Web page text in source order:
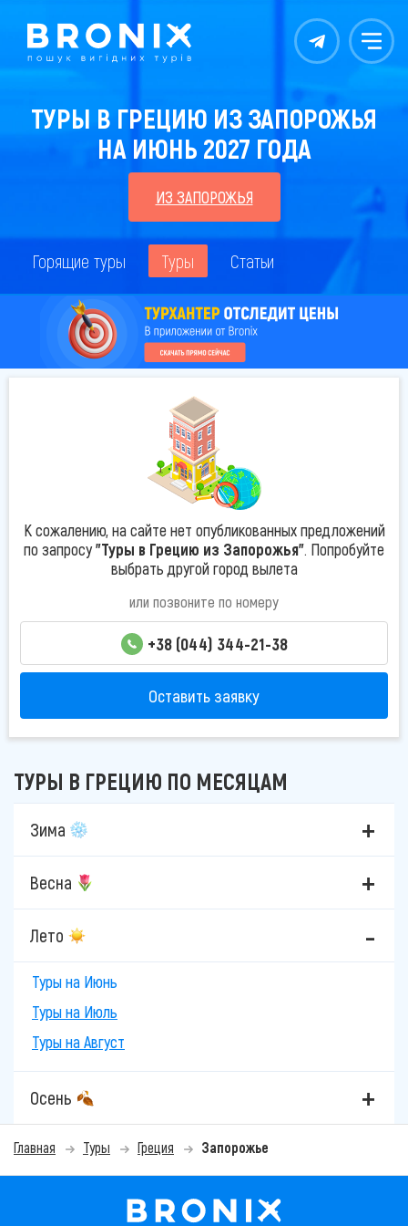
Контакты Меню
ТУРЫ В ГРЕЦИЮ ИЗ ЗАПОРОЖЬЯ
НА ИЮНЬ 2027 ГОДА
ИЗ ЗАПОРОЖЬЯ
Горящие туры Туры Статьи
К сожалению, на сайте нет опубликованных предложений
по запросу"Туры в Грецию из Запорожья". Попробуйте
выбрать другой город вылета
или позвоните по номеру
+38 (044) 344-21-38
Оставить заявку
ТУРЫ В ГРЕЦИЮ ПО МЕСЯЦАМ
Зима
Весна
Лето
Туры на Июнь
Туры на Июль
Туры на Август
Осень
Главная Туры Греция Запорожье